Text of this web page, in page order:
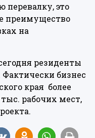
перевалку, это
преимущество
на
резиденты
бизнес
края более
тыс. рабочих мест,